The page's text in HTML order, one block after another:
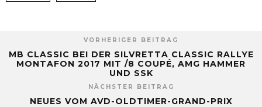
VORHERIGER BEITRAG
MB CLASSIC BEI DER SILVRETTA CLASSIC RALLYE
MONTAFON 2017 MIT /8 COUPÉ, AMG HAMMER
UND SSK
NÄCHSTER BEITRAG
NEUES VOM AVD-OLDTIMER-GRAND-PRIX